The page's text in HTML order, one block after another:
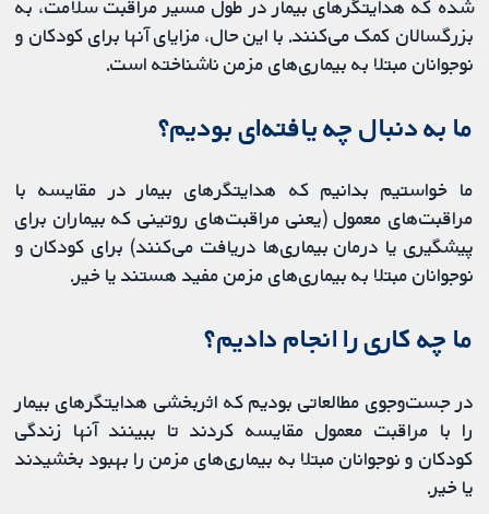
شده که هدایتگرهای بیمار در طول مسیر مراقبت سلامت، به
بزرگسالان کمک می‌کنند. با این حال، مزایای آنها برای کودکان و
نوجوانان مبتلا به بیماری‌های مزمن ناشناخته است.
ما به دنبال چه یافته‌ای بودیم؟
ما خواستیم بدانیم که هدایتگرهای بیمار در مقایسه با
مراقبت‌های معمول (یعنی مراقبت‌های روتینی که بیماران برای
پیشگیری یا درمان بیماری‌ها دریافت می‌کنند) برای کودکان و
نوجوانان مبتلا به بیماری‌های مزمن مفید هستند یا خیر.
ما چه کاری را انجام دادیم؟
در جست‌وجوی مطالعاتی بودیم که اثربخشی هدایتگرهای بیمار
را با مراقبت معمول مقایسه کردند تا ببینند آنها زندگی
کودکان و نوجوانان مبتلا به بیماری‌های مزمن را بهبود بخشیدند
یا خیر.